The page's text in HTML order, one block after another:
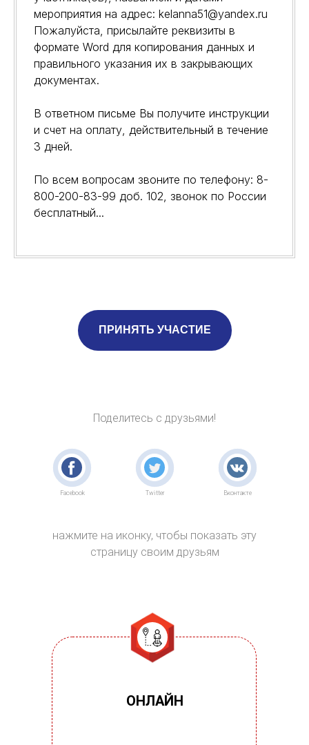
мероприятия на адрес: kelanna51@yandex.ru
Пожалуйста, присылайте реквизиты в
формате Word для копирования данных и
правильного указания их в закрывающих
документах.
В ответном письме Вы получите инструкции
и счет на оплату, действительный в течение
3 дней.
По всем вопросам звоните по телефону: 8-
800-200-83-99 доб. 102, звонок по России
бесплатный...
ПРИНЯТЬ УЧАСТИЕ
Поделитесь с друзьями!
Facebook Twitter Вконтакте
нажмите на иконку, чтобы показать эту
страницу своим друзьям
ОНЛАЙН
О школе
Команда
ИП Фридман Илья Юльевич,
г. Москва, ул. Воздвиженка, д. 9
Меню
Лавка ШДФ
НЕ ЗНАЕТЕ КАКОЙ
Заполянйте анкету, и мы поможем его подбрать
Заполнить анкету